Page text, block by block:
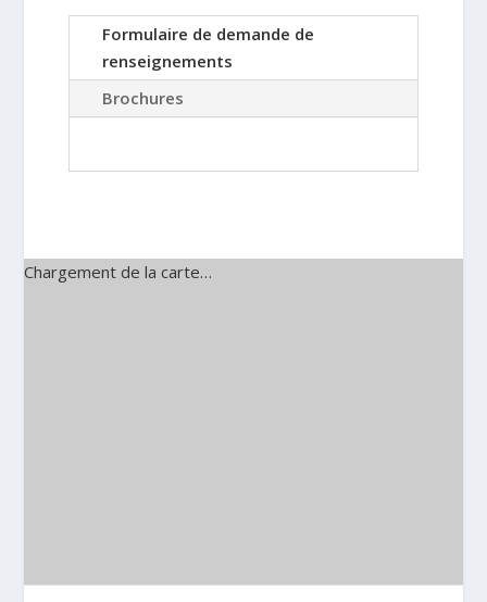
Formulaire de demande de
renseignements
Brochures
Chargement de la carte…